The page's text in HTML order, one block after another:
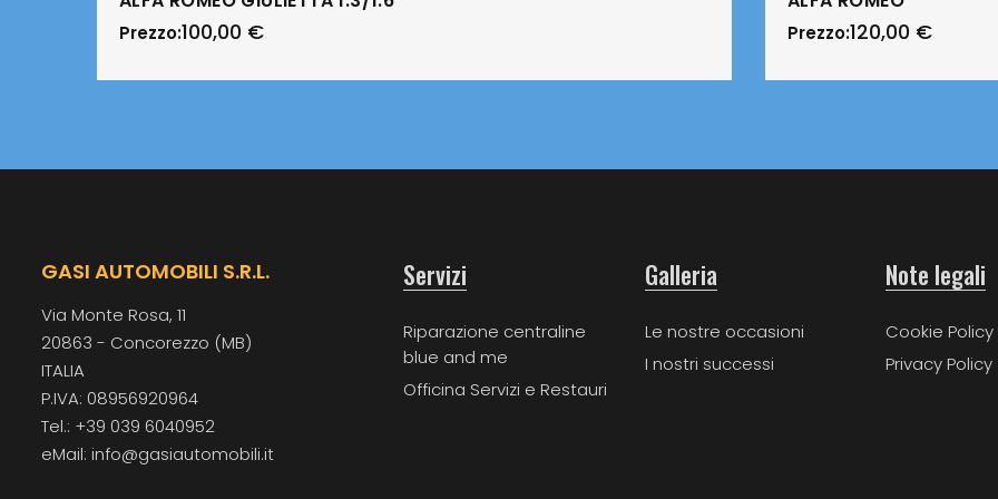
Prezzo:100,00 € Prezzo:120,00 €
GASI AUTOMOBILI S.R.L.
Via Monte Rosa, 11
20863 - Concorezzo (MB)
ITALIA
P.IVA: 08956920964
Tel.: +39 039 6040952
eMail: info@gasiautomobili.it
Servizi
Riparazione centraline
blue and me
Officina Servizi e Restauri
Galleria
Le nostre occasioni
I nostri successi
Note legali
Cookie Policy
Privacy Policy